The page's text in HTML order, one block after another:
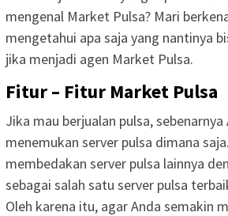
mengenal Market Pulsa? Mari
mengetahui apa saja yang nantinya
jika menjadi agen Market Pulsa.
Fitur – Fitur Market Pulsa
Jika mau berjualan pulsa, sebenarnya
menemukan server pulsa dimana
membedakan server pulsa lainnya
sebagai salah satu server pulsa
Oleh karena itu, agar Anda semakin